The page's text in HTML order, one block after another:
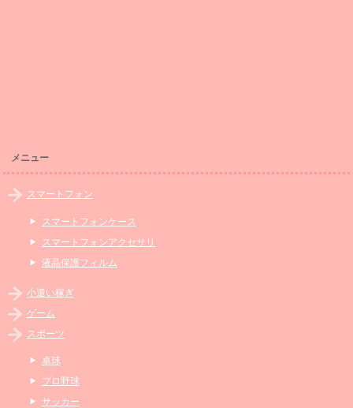
メニュー
スマートフォン
スマートフォンケース
スマートフォンアクセサリ
液晶保護フィルム
小遣い稼ぎ
ゲーム
スポーツ
卓球
プロ野球
サッカー